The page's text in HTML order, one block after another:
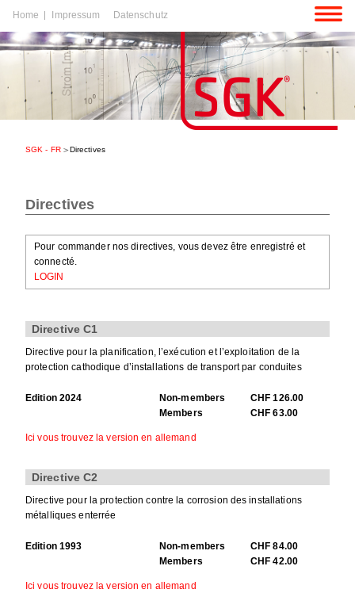
Aller
contenu
Home Impressum Datenschutz
SGK - FR Directives
Directives
Pour commander nos directives, vous devez être enregistré et
connecté.
LOGIN
Directive C1
Directive pour la planification, l’exécution et l’exploitation de la
protection cathodique d’installations de transport par conduites
Edition 2024 Non-members
CHF 126.00
Members
CHF 63.00
Ici vous trouvez la version en allemand
Directive C2
Directive pour la protection contre la corrosion des installations
métalliques enterrée
Edition 1993 Non-members
CHF 84.00
Members
CHF 42.00
Ici vous trouvez la version en allemand